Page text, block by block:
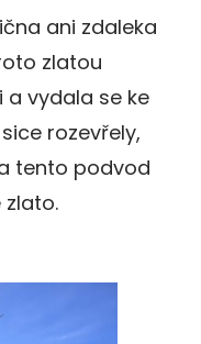
ani zdaleka
zlatou
a vydala se ke
rozevřely,
tento podvod
zlato.